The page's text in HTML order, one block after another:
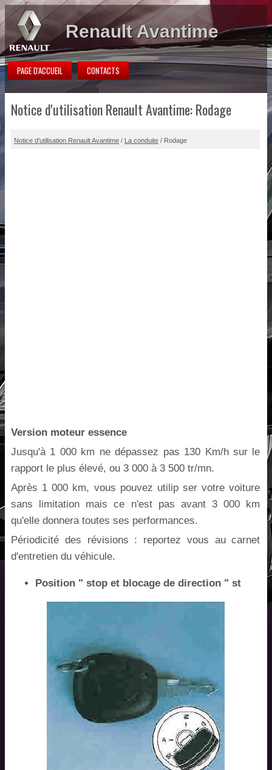
Renault Avantime
PAGE D'ACCUEIL CONTACTS
Notice d'utilisation Renault Avantime: Rodage
Notice d'utilisation Renault Avantime / La conduite / Rodage
Version moteur essence
Jusqu'à 1 000 km ne dépassez pas 130 Km/h sur le
rapport le plus élevé, ou 3 000 à 3 500 tr/mn.
Après 1 000 km, vous pouvez utilip ser votre voiture
sans limitation mais ce n'est pas avant 3 000 km
qu'elle donnera toutes ses performances.
Périodicité des révisions : reportez vous au carnet
d'entretien du véhicule.
Position " stop et blocage de direction " st